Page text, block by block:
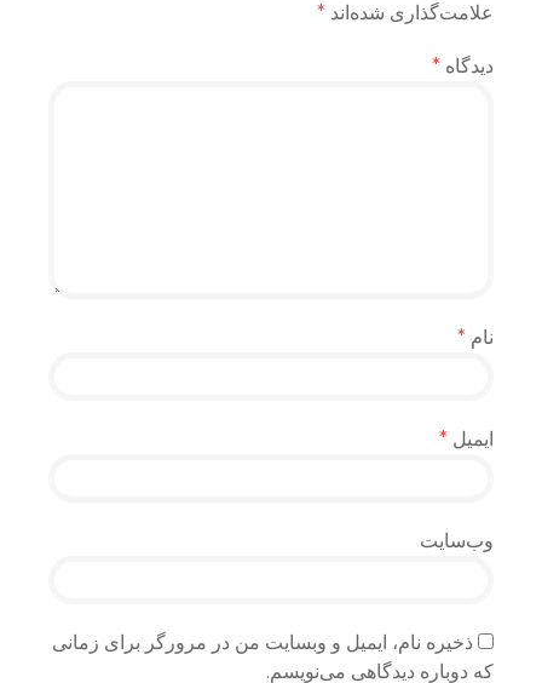
علامت‌گذاری شده‌اند *
دیدگاه *
نام *
ایمیل *
وب‌سایت
ذخیره نام، ایمیل و وبسایت من در مرورگر برای زمانی
که دوباره دیدگاهی می‌نویسم.